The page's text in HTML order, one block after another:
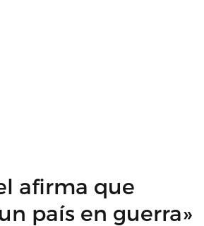
afirma que
país en guerra»